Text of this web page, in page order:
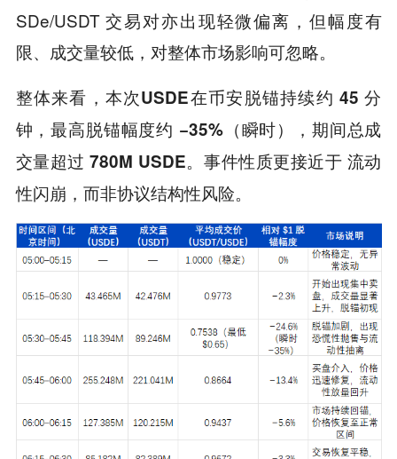
SDe/USDT 交易对亦出现轻微偏离，但幅度有
限、成交量较低，对整体市场影响可忽略。
整体来看，本次USDE在币安脱锚持续约 45 分
钟，最高脱锚幅度约 −35%（瞬时），期间总成
交量超过 780M USDE。事件性质更接近于 流动
性闪崩，而非协议结构性风险。